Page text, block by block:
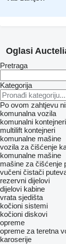
Oglasi
Pretraga
Kategorija
Po ovom zahtjevu
komunalna vozila
komunalni kontejneri
multilift kontejneri
komunalne mašine
vozila za čišćenje
komunalne mašine
mašine za čišćenje
vučeni čistači
rezervni dijelovi
dijelovi kabine
vrata sjedišta
kočioni sistemi
kočioni diskovi
opreme
оpremе za teretna
karoserije